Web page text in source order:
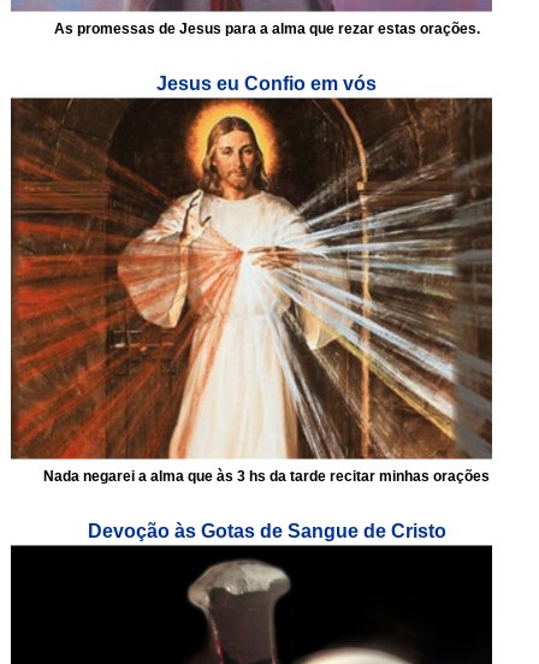
As promessas de Jesus para a alma que rezar estas orações.
Jesus eu Confio em vós
Nada negarei a alma que às 3 hs da tarde recitar minhas orações
Devoção às Gotas de Sangue de Cristo